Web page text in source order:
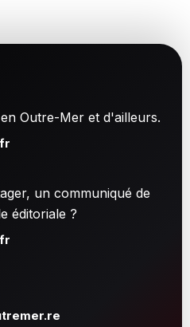
Outre-Mer et d'ailleurs.
un communiqué de
éditoriale ?